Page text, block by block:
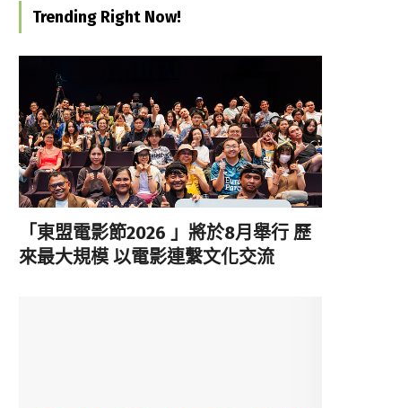
Trending Right Now!
「東盟電影節2026 」將於8月舉行 歷
來最大規模 以電影連繫文化交流